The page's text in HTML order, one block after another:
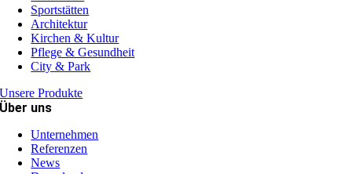
Sportstätten
Architektur
Kirchen & Kultur
Pflege & Gesundheit
City & Park
Unsere Produkte
Über uns
Unternehmen
Referenzen
News